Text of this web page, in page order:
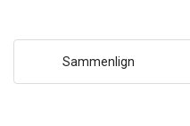
Sammenlign